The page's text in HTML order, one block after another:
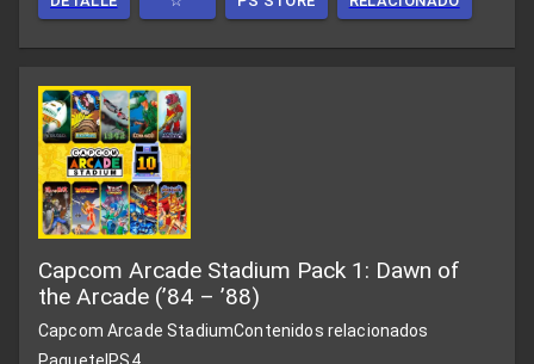
Capcom Arcade Stadium Pack 1: Dawn of
the Arcade (’84 – ’88)
Capcom Arcade StadiumContenidos relacionados